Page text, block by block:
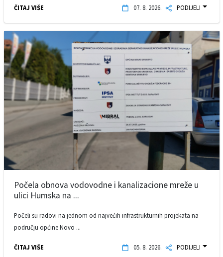
ČITAJ VIŠE 07. 8. 2026. PODIJELI
Počela obnova vodovodne i kanalizacione mreže u
ulici Humska na ...
Počeli su radovi na jednom od najvećih infrastrukturnih projekata na
području općine Novo ...
ČITAJ VIŠE 05. 8. 2026. PODIJELI